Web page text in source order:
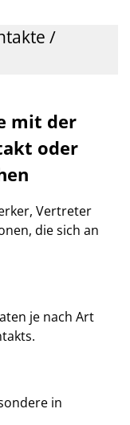
/
mit der
oder
Vertreter
die sich an
je nach Art
in